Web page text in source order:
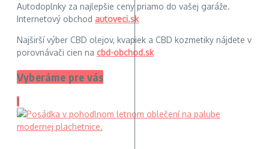
Autodoplnky za najlepšie ceny priamo do vašej garáže.
Internetový obchod autoveci.sk
Najširší výber CBD olejov, kvapiek a CBD kozmetiky nájdete v
porovnávači cien na cbd-obchod.sk
Vyberáme pre vás
1